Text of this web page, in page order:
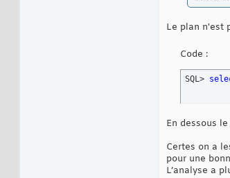
Le plan n'est
Code :
SQL>
En dessous
Certes on a
pour une
L’analyse a